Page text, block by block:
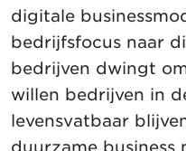
digitale
bedrijfsfocus naar
bedrijven dwingt
willen bedrijven in
levensvatbaar
duurzame business